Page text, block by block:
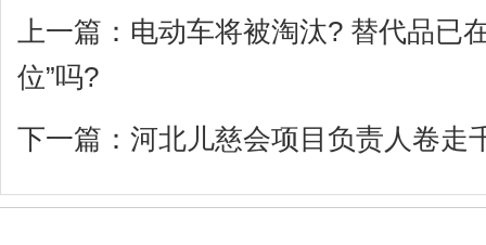
上一篇： 电动车将被淘汰? 替代品已
位”吗?
下一篇： 河北儿慈会项目负责人卷走